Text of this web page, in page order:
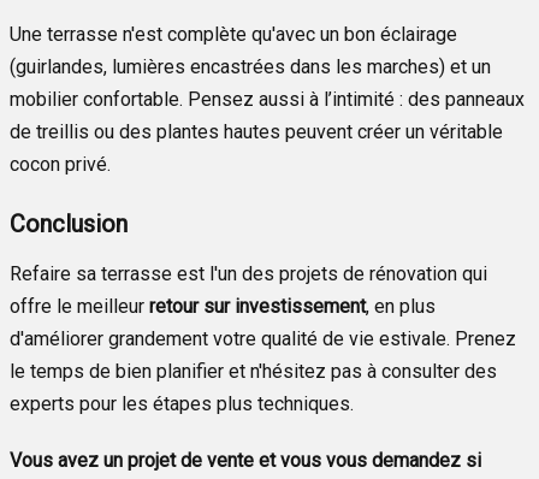
Une terrasse n'est complète qu'avec un bon éclairage
(guirlandes, lumières encastrées dans les marches) et un
mobilier confortable. Pensez aussi à l’intimité : des panneaux
de treillis ou des plantes hautes peuvent créer un véritable
cocon privé.
Conclusion
Refaire sa terrasse est l'un des projets de rénovation qui
offre le meilleur retour sur investissement, en plus
d'améliorer grandement votre qualité de vie estivale. Prenez
le temps de bien planifier et n'hésitez pas à consulter des
experts pour les étapes plus techniques.
Vous avez un projet de vente et vous vous demandez si